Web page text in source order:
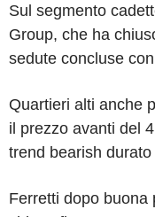
Sul segmento
Group, che ha
sedute concluse
Quartieri alti anche
il prezzo avanti del
trend bearish
Ferretti dopo buona